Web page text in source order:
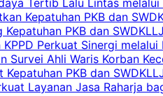
Tertib Lalu Lintas
Kepatuhan PKB dan
PKB dan
KPPD Perkuat Sinergi
Survei Ahli Waris Korban
Kepatuhan PKB dan
Layanan Jasa Raharja